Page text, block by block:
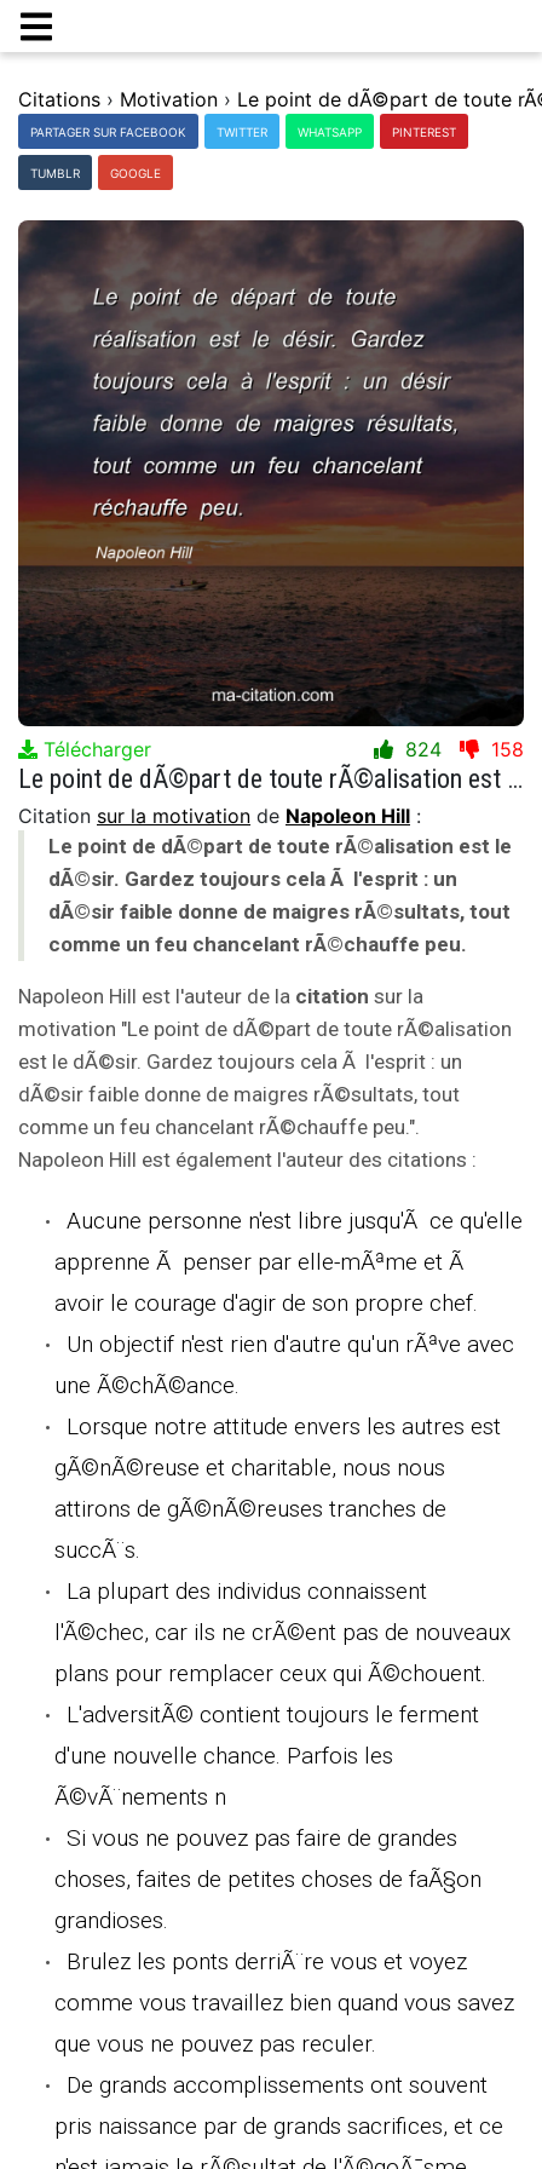
Citations › Motivation ›
PARTAGER SUR FACEBOOK TWITTER WHATSAPP PINTEREST
TUMBLR GOOGLE
Télécharger 824 158
Le point de dÃ©part de toute rÃ©alisation est le dÃ©sir. Gardez toujours cela Ã l'esprit : un dÃ©sir faible donne de maigres rÃ©sultats, tout comme un feu chancelant rÃ©chauffe peu.
Citation sur la motivation de Napoleon Hill :
Le point de dÃ©part de toute rÃ©alisation est le
dÃ©sir. Gardez toujours cela Ã l'esprit : un
dÃ©sir faible donne de maigres rÃ©sultats, tout
comme un feu chancelant rÃ©chauffe peu.
Napoleon Hill est l'auteur de la citation sur la
motivation "Le point de dÃ©part de toute rÃ©alisation
est le dÃ©sir. Gardez toujours cela Ã l'esprit : un
dÃ©sir faible donne de maigres rÃ©sultats, tout
comme un feu chancelant rÃ©chauffe peu.".
Napoleon Hill est également l'auteur des citations :
Aucune personne n'est libre jusqu'Ã ce qu'elle
apprenne Ã penser par elle-mÃªme et Ã
avoir le courage d'agir de son propre chef.
Un objectif n'est rien d'autre qu'un rÃªve avec
une Ã©chÃ©ance.
Lorsque notre attitude envers les autres est
gÃ©nÃ©reuse et charitable, nous nous
attirons de gÃ©nÃ©reuses tranches de
succÃ¨s.
La plupart des individus connaissent
l'Ã©chec, car ils ne crÃ©ent pas de nouveaux
plans pour remplacer ceux qui Ã©chouent.
L'adversitÃ© contient toujours le ferment
d'une nouvelle chance. Parfois les
Ã©vÃ¨nements n
Si vous ne pouvez pas faire de grandes
choses, faites de petites choses de faÃ§on
grandioses.
Brulez les ponts derriÃ¨re vous et voyez
comme vous travaillez bien quand vous savez
que vous ne pouvez pas reculer.
De grands accomplissements ont souvent
pris naissance par de grands sacrifices, et ce